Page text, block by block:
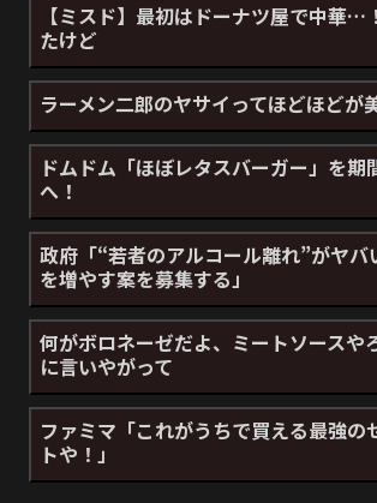
【ミスド】最初はドーナツ屋で中華…
たけど
ラーメン二郎のヤサイってほどほどが
ドムドム「ほぼレタスバーガー」を期
へ！
政府「“若者のアルコール離れ”がヤバ
を増やす案を募集する」
何がボロネーゼだよ、ミートソースや
に言いやがって
ファミマ「これがうちで買える最強の
トや！」